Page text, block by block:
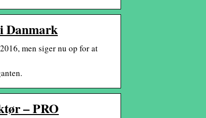
Danmark
men siger nu op for at
– PRO